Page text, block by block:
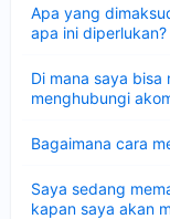
Apa yang
apa ini diperlukan?
Di mana saya bisa
menghubungi
Bagaimana cara
Saya sedang
kapan saya akan